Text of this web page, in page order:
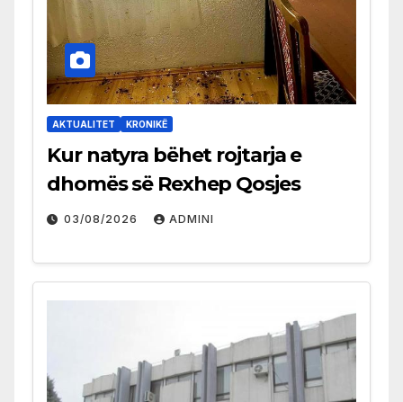
AKTUALITET KRONIKË
Kur natyra bëhet rojtarja e
dhomës së Rexhep Qosjes
03/08/2026 ADMINI